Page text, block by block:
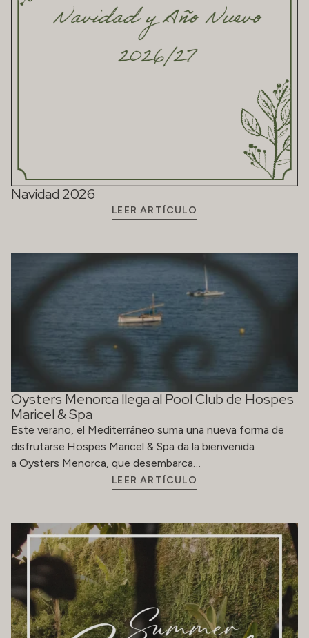
Navidad 2026
LEER ARTÍCULO
Oysters Menorca llega al Pool Club de Hospes
Maricel & Spa
Este verano, el Mediterráneo suma una nueva forma de
disfrutarse.Hospes Maricel & Spa da la bienvenida
a Oysters Menorca, que desembarca…
LEER ARTÍCULO